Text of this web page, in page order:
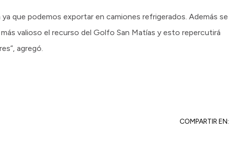
que podemos exportar en camiones refrigerados. Además se
valioso el recurso del Golfo San Matías y esto repercutirá
agregó.
COMPARTIR EN: